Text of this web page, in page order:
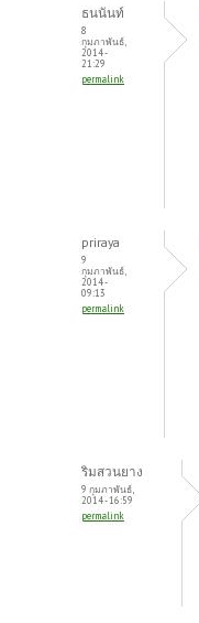
ธนนันท์
8
กุมภาพันธ์,
2014 -
21:29
permalink
priraya
9
กุมภาพันธ์,
2014 -
09:13
permalink
ริมสวนยาง
9 กุมภาพันธ์,
2014 - 16:59
permalink